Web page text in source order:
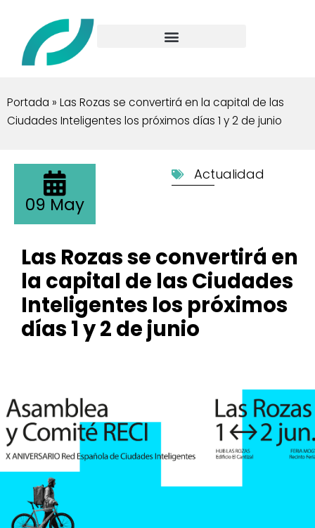
Portada » Las Rozas se convertirá en la capital de las
Ciudades Inteligentes los próximos días 1 y 2 de junio
09 May
Actualidad
Las Rozas se convertirá en
la capital de las Ciudades
Inteligentes los próximos
días 1 y 2 de junio